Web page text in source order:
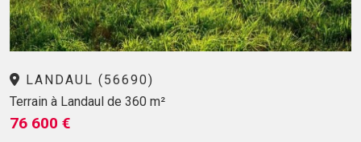
LANDAUL (56690)
Terrain à Landaul de 360 m²
76 600 €